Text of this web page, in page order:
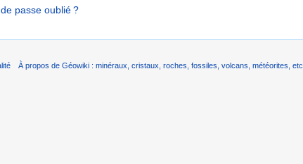
passe oublié ?
À propos de Géowiki : minéraux, cristaux, roches, fossiles, volcans, météorites, etc.